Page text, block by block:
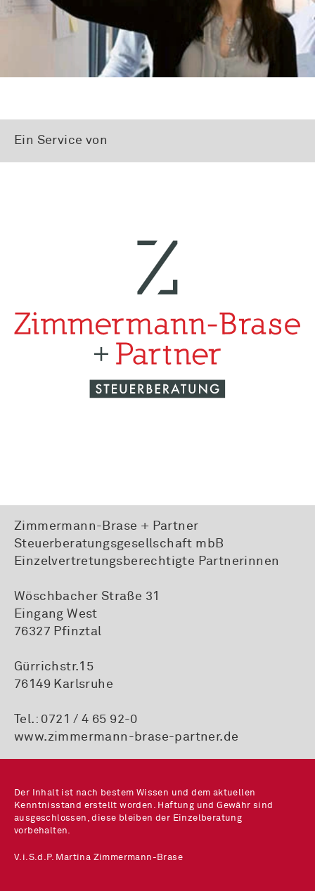
Ein Service von
Zimmermann-Brase + Partner
Steuerberatungsgesellschaft mbB
Einzelvertretungsberechtigte Partnerinnen
Wöschbacher Straße 31
Eingang West
76327 Pfinztal
Gürrichstr.15
76149 Karlsruhe
Tel.: 0721 / 4 65 92-0
www.zimmermann-brase-partner.de
Der Inhalt ist nach bestem Wissen und dem aktuellen
Kenntnisstand erstellt worden. Haftung und Gewähr sind
ausgeschlossen, diese bleiben der Einzelberatung
vorbehalten.
V.i.S.d.P. Martina Zimmermann-Brase